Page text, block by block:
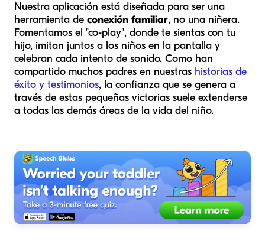
Nuestra aplicación está diseñada para ser una
herramienta de conexión familiar, no una niñera.
Fomentamos el "co-play", donde te sientas con tu
hijo, imitan juntos a los niños en la pantalla y
celebran cada intento de sonido. Como han
compartido muchos padres en nuestras historias de
éxito y testimonios, la confianza que se genera a
través de estas pequeñas victorias suele extenderse
a todas las demás áreas de la vida del niño.